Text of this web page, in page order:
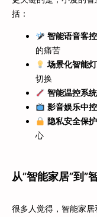
括：
智能语音客控
的痛苦
场景化智能
切换
智能温控系统
影音娱乐中控
隐私安全保护
心
从”智能家居”到”
很多人觉得，智能家居